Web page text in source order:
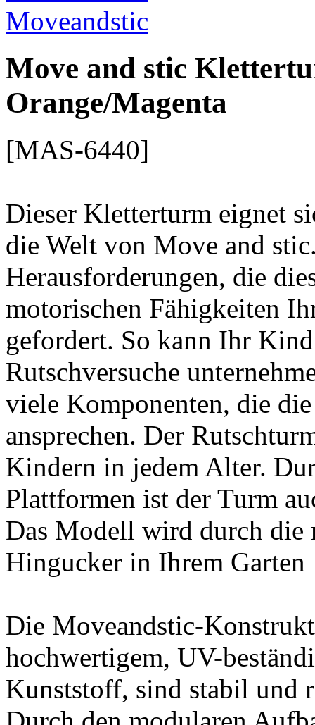
Moveandstic
Move and stic
Orange/Magenta
[MAS-6440]
Dieser Kletterturm eignet
die Welt von Move and
Herausforderungen, die
motorischen Fähigkeiten
gefordert. So kann Ihr
Rutschversuche
viele Komponenten, die
ansprechen. Der
Kindern in jedem Alter.
Plattformen ist der Turm
Das Modell wird durch die
Hingucker in Ihrem Garten
Die Moveandstic-
hochwertigem, UV-
Kunststoff, sind stabil und